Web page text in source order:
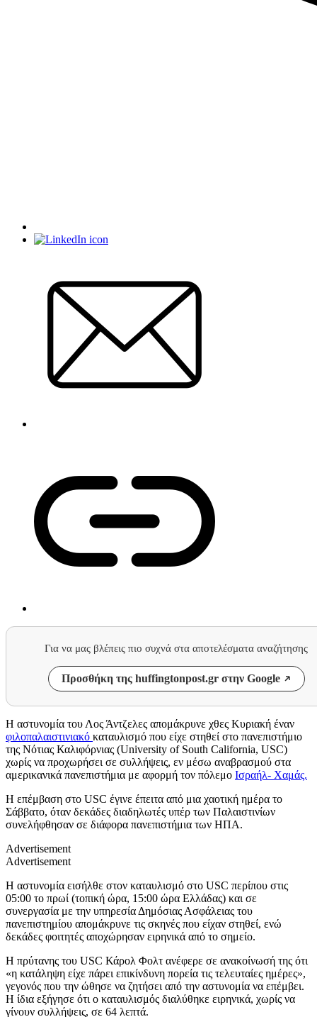
Για να μας βλέπεις πιο συχνά στα αποτελέσματα αναζήτησης
Προσθήκη της huffingtonpost.gr στην Google
Η αστυνομία του Λος Άντζελες απομάκρυνε χθες Κυριακή έναν
φιλοπαλαιστινιακό καταυλισμό που είχε στηθεί στο πανεπιστήμιο
της Νότιας Καλιφόρνιας (University of South California, USC)
χωρίς να προχωρήσει σε συλλήψεις, εν μέσω αναβρασμού στα
αμερικανικά πανεπιστήμια με αφορμή τον πόλεμο Ισραήλ- Χαμάς.
Η επέμβαση στο USC έγινε έπειτα από μια χαοτική ημέρα το
Σάββατο, όταν δεκάδες διαδηλωτές υπέρ των Παλαιστινίων
συνελήφθησαν σε διάφορα πανεπιστήμια των ΗΠΑ.
Advertisement
Advertisement
Η αστυνομία εισήλθε στον καταυλισμό στο USC περίπου στις
05:00 το πρωί (τοπική ώρα, 15:00 ώρα Ελλάδας) και σε
συνεργασία με την υπηρεσία Δημόσιας Ασφάλειας του
πανεπιστημίου απομάκρυνε τις σκηνές που είχαν στηθεί, ενώ
δεκάδες φοιτητές αποχώρησαν ειρηνικά από το σημείο.
Η πρύτανης του USC Κάρολ Φολτ ανέφερε σε ανακοίνωσή της ότι
«η κατάληψη είχε πάρει επικίνδυνη πορεία τις τελευταίες ημέρες»,
γεγονός που την ώθησε να ζητήσει από την αστυνομία να επέμβει.
Η ίδια εξήγησε ότι ο καταυλισμός διαλύθηκε ειρηνικά, χωρίς να
γίνουν συλλήψεις, σε 64 λεπτά.